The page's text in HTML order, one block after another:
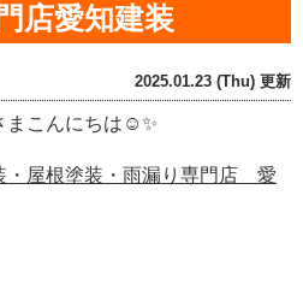
店愛知建装
2025.01.23 (Thu) 更新
まこんにちは☺✨
・屋根塗装・雨漏り専門店 愛